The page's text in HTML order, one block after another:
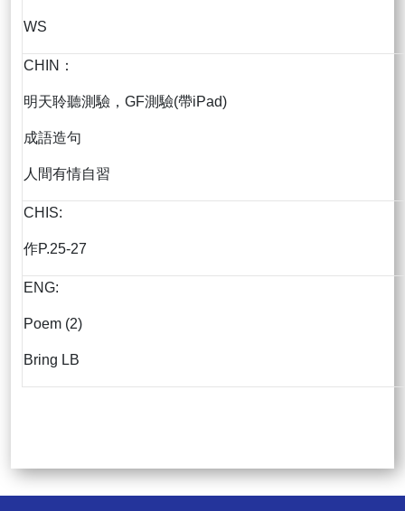
WS
CHIN：
明天聆聽測驗，GF測驗(帶iPad)
成語造句
人間有情自習
CHIS:
作P.25-27
ENG:
Poem (2)
Bring LB